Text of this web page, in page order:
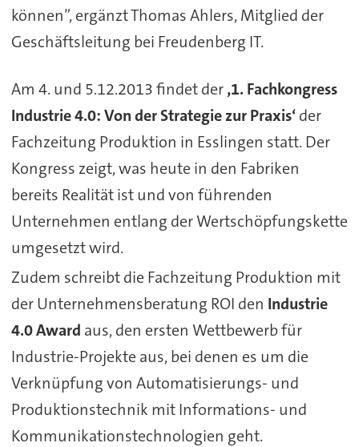
können”, ergänzt Thomas Ahlers, Mitglied der
Geschäftsleitung bei Freudenberg IT.
Am 4. und 5.12.2013 findet der‚1. Fachkongress
Industrie 4.0: Von der Strategie zur Praxis‘der
Fachzeitung Produktion in Esslingen statt. Der
Kongress zeigt, was heute in den Fabriken
bereits Realität ist und von führenden
Unternehmen entlang der Wertschöpfungskette
umgesetzt wird.
Zudem schreibt die Fachzeitung Produktion mit
der Unternehmensberatung ROI den Industrie
4.0 Award aus, den ersten Wettbewerb für
Industrie-Projekte aus, bei denen es um die
Verknüpfung von Automatisierungs- und
Produktionstechnik mit Informations- und
Kommunikationstechnologien geht.